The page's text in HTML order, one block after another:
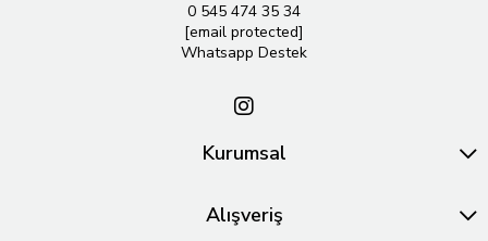
0 545 474 35 34
[email protected]
Whatsapp Destek
Kurumsal
Alışveriş